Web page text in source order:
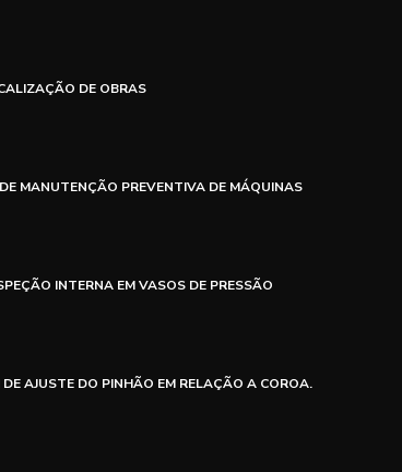
DE OBRAS
MANUTENÇÃO PREVENTIVA DE MÁQUINAS
INTERNA EM VASOS DE PRESSÃO
AJUSTE DO PINHÃO EM RELAÇÃO A COROA.